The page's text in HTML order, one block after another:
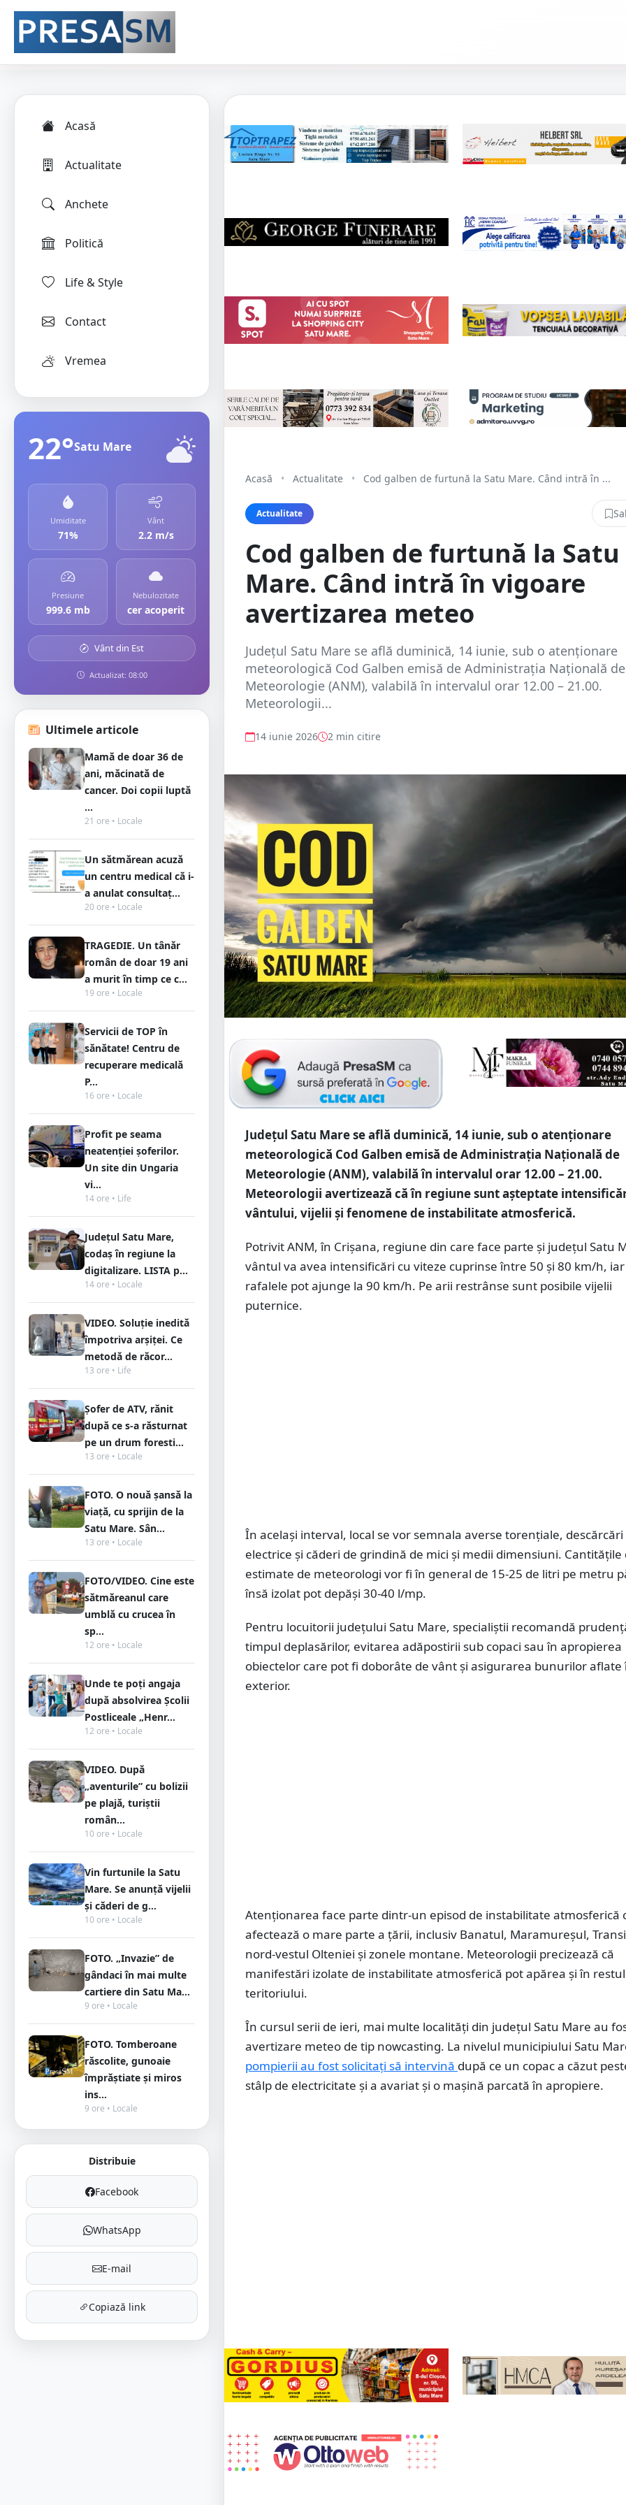
Acasă
Actualitate
Anchete
Politică
Life & Style
Contact
Vremea
22°Satu Mare
Umiditate
71%
Vânt
2.2 m/s
Presiune
999.6 mb
Nebulozitate
cer acoperit
Vânt din Est
Actualizat: 08:00
Ultimele articole
Mamă de doar 36 de
ani, măcinată de
cancer. Doi copii luptă
...
21 ore • Locale
Un sătmărean acuză
un centru medical că i-
a anulat consultaț...
20 ore • Locale
TRAGEDIE. Un tânăr
român de doar 19 ani
a murit în timp ce c...
19 ore • Locale
Servicii de TOP în
sănătate! Centru de
recuperare medicală
P...
16 ore • Locale
Profit pe seama
neatenției șoferilor.
Un site din Ungaria
vi...
14 ore • Life
Județul Satu Mare,
codaș în regiune la
digitalizare. LISTA p...
14 ore • Locale
VIDEO. Soluție inedită
împotriva arșiței. Ce
metodă de răcor...
13 ore • Life
Șofer de ATV, rănit
după ce s-a răsturnat
pe un drum foresti...
13 ore • Locale
FOTO. O nouă șansă la
viață, cu sprijin de la
Satu Mare. Sân...
13 ore • Locale
FOTO/VIDEO. Cine este
sătmăreanul care
umblă cu crucea în
sp...
12 ore • Locale
Unde te poți angaja
după absolvirea Școlii
Postliceale „Henr...
12 ore • Locale
VIDEO. După
„aventurile” cu bolizii
pe plajă, turiștii
român...
10 ore • Locale
Vin furtunile la Satu
Mare. Se anunță vijelii
și căderi de g...
10 ore • Locale
FOTO. „Invazie” de
gândaci în mai multe
cartiere din Satu Ma...
9 ore • Locale
FOTO. Tomberoane
răscolite, gunoaie
împrăștiate și miros
ins...
9 ore • Locale
Distribuie
Facebook
WhatsApp
E-mail
Copiază link
Acasă • Actualitate • Cod galben de furtună la Satu Mare. Când intră în ...
Actualitate
Cod galben de furtună la Satu
Mare. Când intră în vigoare
avertizarea meteo
Județul Satu Mare se află duminică, 14 iunie, sub o atenționare
meteorologică Cod Galben emisă de Administrația Națională de
Meteorologie (ANM), valabilă în intervalul orar 12.00 – 21.00.
Meteorologii...
14 iunie 2026 2 min citire
Județul Satu Mare se află duminică, 14 iunie, sub o atenționare
meteorologică Cod Galben emisă de Administrația Națională de
Meteorologie (ANM), valabilă în intervalul orar 12.00 – 21.00.
Meteorologii avertizează că în regiune sunt așteptate
vântului, vijelii și fenomene de instabilitate atmosferică.
Potrivit ANM, în Crișana, regiune din care face parte și județul Satu
vântul va avea intensificări cu viteze cuprinse între 50 și 80 km/h,
rafalele pot ajunge la 90 km/h. Pe arii restrânse sunt posibile vijelii
puternice.
În același interval, local se vor semnala averse torențiale, descărcări
electrice și căderi de grindină de mici și medii dimensiuni. Cantitățile
estimate de meteorologi vor fi în general de 15-25 de litri pe metru
însă izolat pot depăși 30-40 l/mp.
Pentru locuitorii județului Satu Mare, specialiștii recomandă
timpul deplasărilor, evitarea adăpostirii sub copaci sau în apropierea
obiectelor care pot fi doborâte de vânt și asigurarea bunurilor aflate
exterior.
Atenționarea face parte dintr-un episod de instabilitate atmosferică
afectează o mare parte a țării, inclusiv Banatul, Maramureșul,
nord-vestul Olteniei și zonele montane. Meteorologii precizează că
manifestări izolate de instabilitate atmosferică pot apărea și în restul
teritoriului.
În cursul serii de ieri, mai multe localități din județul Satu Mare au
avertizare meteo de tip nowcasting. La nivelul municipiului Satu
pompierii au fost solicitați să intervină după ce un copac a căzut
stâlp de electricitate și a avariat și o mașină parcată în apropiere.